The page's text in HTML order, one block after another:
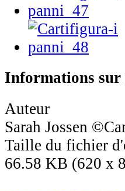
Informations sur
Auteur
Sarah Jossen
Taille du fichier
66.58 KB (620 x